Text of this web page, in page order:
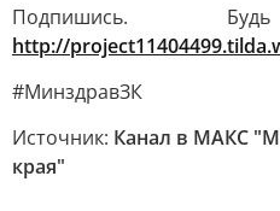
Подпишись.
http://
#МинздравЗК
Источник: Канал в МАКС
края"